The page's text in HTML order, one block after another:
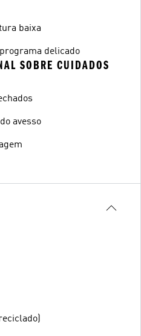
baixa
delicado
SOBRE CUIDADOS
avesso